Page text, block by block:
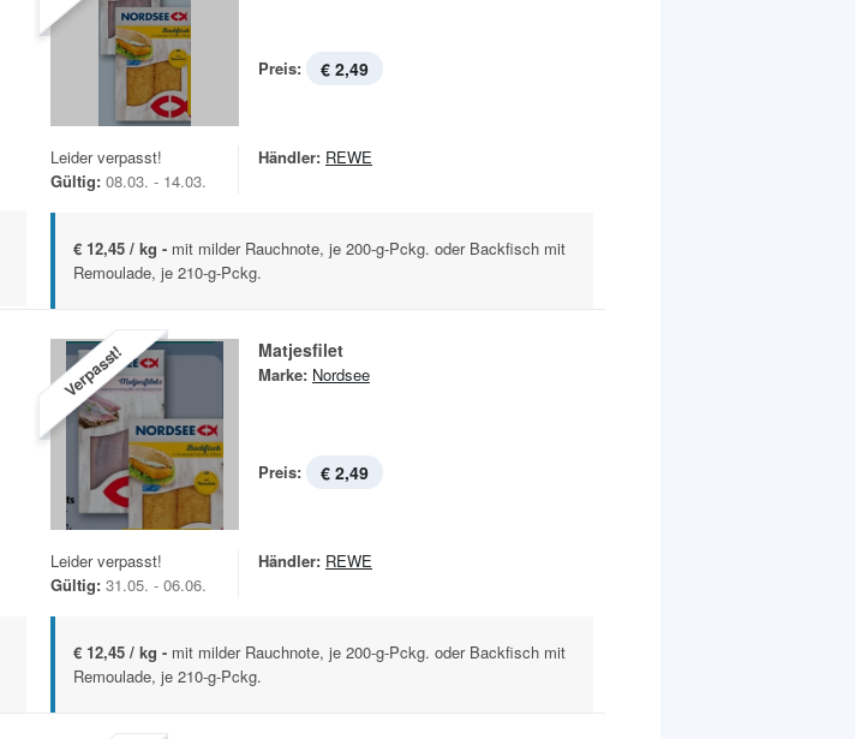
Preis: € 2,49
Leider verpasst!
Gültig: 08.03. - 14.03.
Händler: REWE
€ 12,45 / kg - mit milder Rauchnote, je 200-g-Pckg. oder Backfisch mit
Remoulade, je 210-g-Pckg.
Verpasst! Matjesfilet
Marke: Nordsee
Preis: € 2,49
Leider verpasst!
Gültig: 31.05. - 06.06.
Händler: REWE
€ 12,45 / kg - mit milder Rauchnote, je 200-g-Pckg. oder Backfisch mit
Remoulade, je 210-g-Pckg.